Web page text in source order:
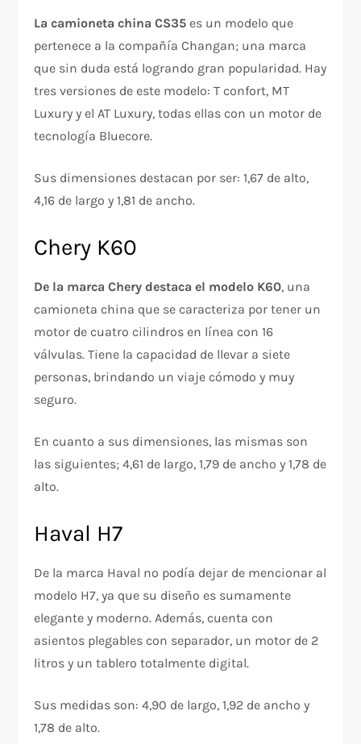
La camioneta china CS35 es un modelo que
pertenece a la compañía Changan; una marca
que sin duda está logrando gran popularidad. Hay
tres versiones de este modelo: T confort, MT
Luxury y el AT Luxury, todas ellas con un motor de
tecnología Bluecore.
Sus dimensiones destacan por ser: 1,67 de alto,
4,16 de largo y 1,81 de ancho.
Chery K60
De la marca Chery destaca el modelo K60, una
camioneta china que se caracteriza por tener un
motor de cuatro cilindros en línea con 16
válvulas. Tiene la capacidad de llevar a siete
personas, brindando un viaje cómodo y muy
seguro.
En cuanto a sus dimensiones, las mismas son
las siguientes; 4,61 de largo, 1,79 de ancho y 1,78 de
alto.
Haval H7
De la marca Haval no podía dejar de mencionar al
modelo H7, ya que su diseño es sumamente
elegante y moderno. Además, cuenta con
asientos plegables con separador, un motor de 2
litros y un tablero totalmente digital.
Sus medidas son: 4,90 de largo, 1,92 de ancho y
1,78 de alto.